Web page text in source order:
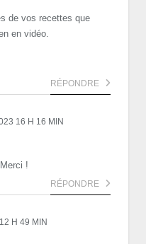
de vos recettes que
en vidéo.
RÉPONDRE
16 H 16 MIN
!
RÉPONDRE
H 49 MIN